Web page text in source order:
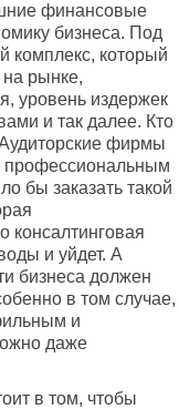
финансовые
бизнеса. Под
комплекс, который
рынке,
уровень издержек
и так далее. Кто
фирмы
профессиональным
бы заказать такой
консалтинговая
и уйдет. А
бизнеса должен
в том случае,
и
даже
в том, чтобы